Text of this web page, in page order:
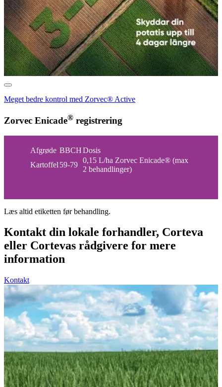
Meget bedre kontrol med Zorvec® Active
Zorvec Enicade® registrering
Afgrøde BBCHDosis
Kartoffel 59-79
0,15 L/ha Zorvec Enicade® (max
2 behandlinger)
Læs altid etiketten før behandling.
Kontakt din lokale forhandler, Corteva
eller Cortevas rådgivere for mere
information
Kontakt